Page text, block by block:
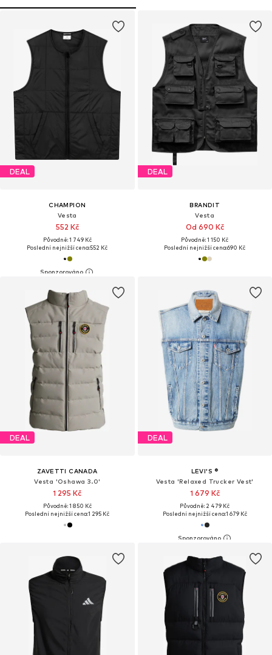
DEAL
CHAMPION
Vesta
552 Kč
Původně: 1 749 Kč
Poslední nejnižší cena:552 Kč
DEAL
BRANDIT
Vesta
Od 690 Kč
Původně: 1 150 Kč
Poslední nejnižší cena:690 Kč
DEAL
ZAVETTI CANADA
Vesta 'Oshawa 3.0'
1 295 Kč
Původně: 1 850 Kč
Poslední nejnižší cena:1 295 Kč
DEAL
LEVI'S ®
Vesta 'Relaxed Trucker Vest'
1 679 Kč
Původně: 2 479 Kč
Poslední nejnižší cena:1 679 Kč